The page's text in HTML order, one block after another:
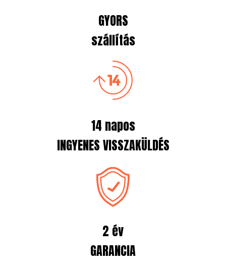
GYORS
szállítás
14 napos
INGYENES VISSZAKÜLDÉS
2 év
GARANCIA